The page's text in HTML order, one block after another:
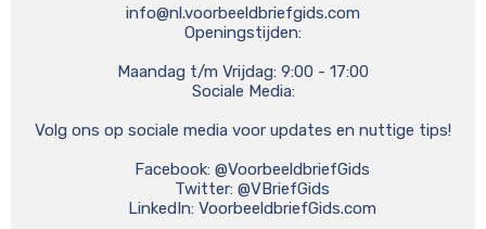
info@nl.voorbeeldbriefgids.com
Openingstijden:
Maandag t/m Vrijdag: 9:00 - 17:00
Sociale Media:
Volg ons op sociale media voor updates en nuttige tips!
    LinkedIn: VoorbeeldbriefGids.com